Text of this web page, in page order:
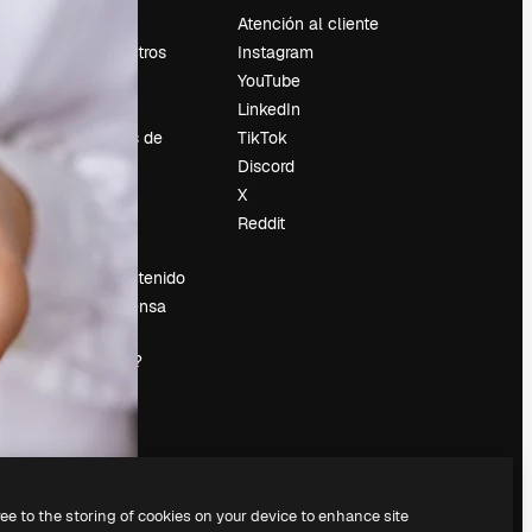
Sobre nosotros
Tendencias de
Vender contenido
Sala de prensa
magnific.ai?
Atención al cliente
Instagram
YouTube
LinkedIn
TikTok
Discord
X
Reddit
to the storing of cookies on your device to enhance site